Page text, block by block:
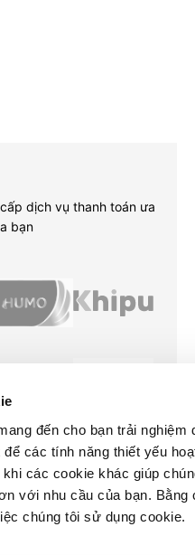
đến cho bạn trải nghiệm
các tính năng thiết yếu
các cookie khác giúp
với nhu cầu của bạn.
chúng tôi sử dụng cookie.
dịch vụ thanh toán ưa
bạn